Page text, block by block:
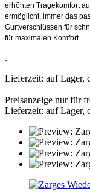
erhöhten Tragekomfort
ermöglicht, immer das
Gurtverschlüssen für
für maximalen Komfort.
.
Lieferzeit: auf Lager,
Preisanzeige nur für
Lieferzeit: auf Lager,